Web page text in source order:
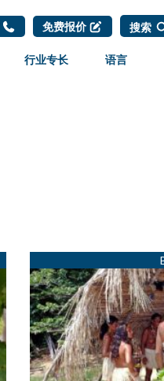
免费报价 搜索
行业专长 语言